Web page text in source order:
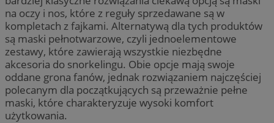
na oczy i nos, które z reguły sprzedawane są w
kompletach z fajkami. Alternatywą dla tych produktów
są maski pełnotwarzowe, czyli jednoelementowe
zestawy, które zawierają wszystkie niezbędne
akcesoria do snorkelingu. Obie opcje mają swoje
oddane grona fanów, jednak rozwiązaniem najczęściej
polecanym dla początkujących są przeważnie pełne
maski, które charakteryzuje wysoki komfort
użytkowania.